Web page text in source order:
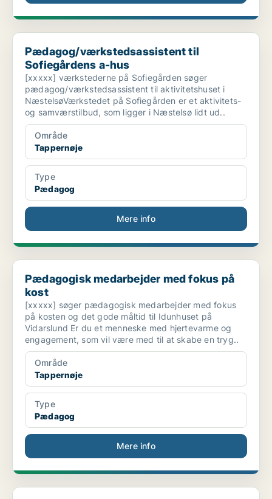
Pædagog/værkstedsassistent til Sofiegårdens a-hus
Pædagog/værkstedsassistent til
Sofiegårdens a-hus
[xxxxx] værkstederne på Sofiegården søger
pædagog/værkstedsassistent til aktivitetshuset i
NæstelsøVærkstedet på Sofiegården er et aktivitets-
og samværstilbud, som ligger i Næstelsø lidt ud..
Område
Tappernøje
Type
Pædagog
Mere info
Pædagogisk medarbejder med fokus på kost
Pædagogisk medarbejder med fokus på
kost
[xxxxx] søger pædagogisk medarbejder med fokus
på kosten og det gode måltid til Idunhuset på
Vidarslund Er du et menneske med hjertevarme og
engagement, som vil være med til at skabe en tryg..
Område
Tappernøje
Type
Pædagog
Mere info
Kroppeloppen søger faglig ambitiøs og legende Pæda...